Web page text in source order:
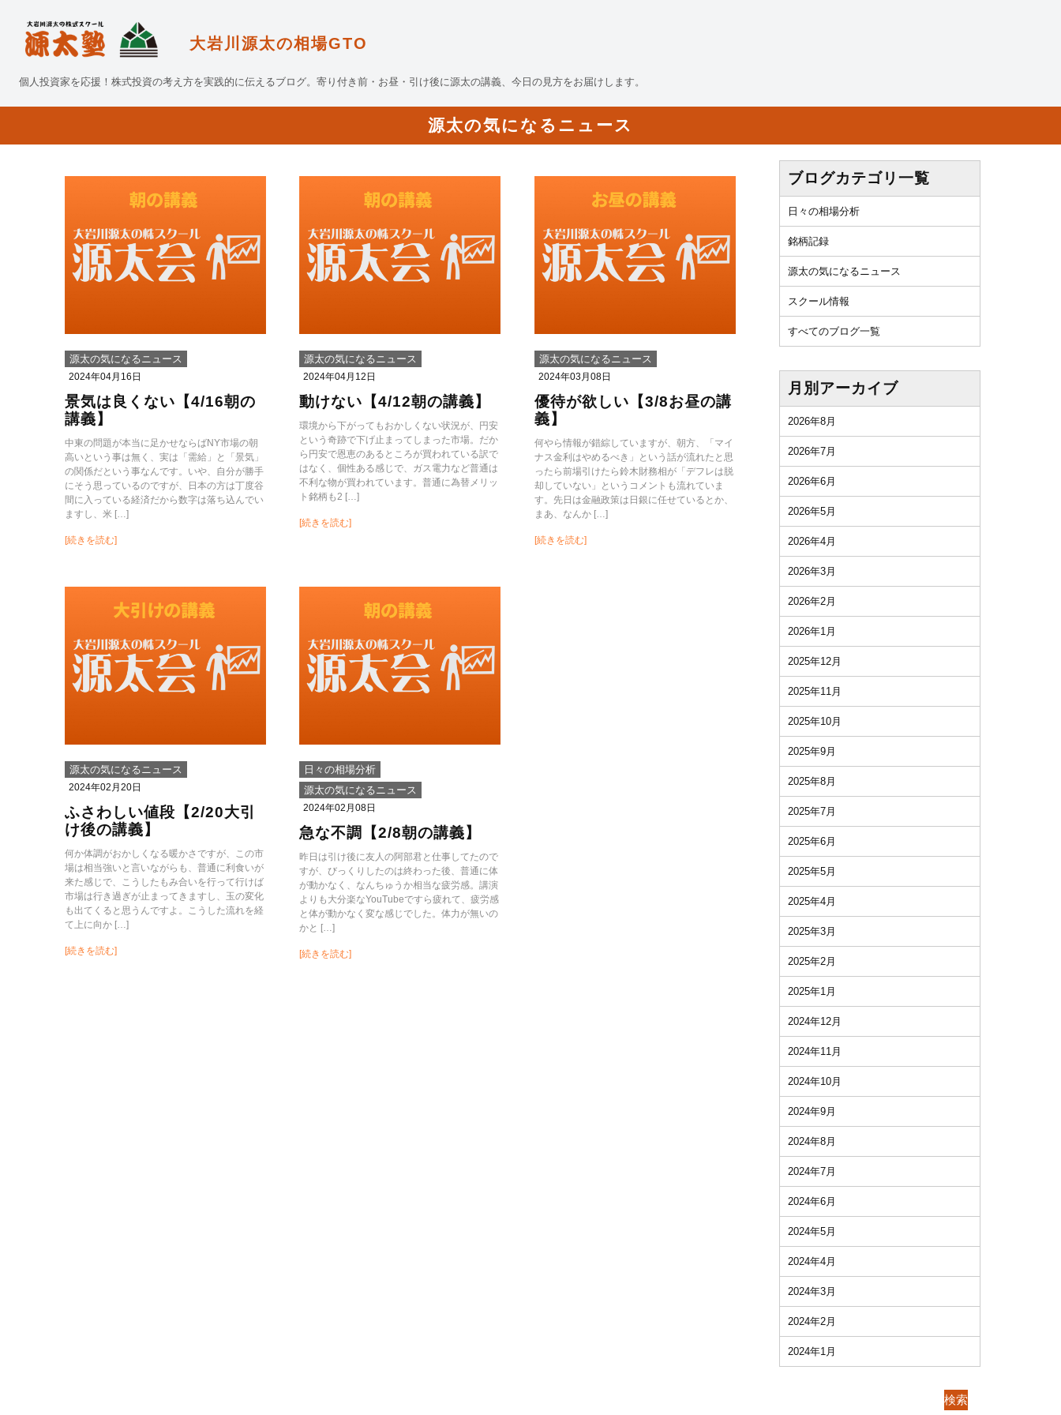
大岩川源太の相場GTO
個人投資家を応援！株式投資の考え方を実践的に伝えるブログ。寄り付き前・お昼・引け後に源太の講義、今日の見方をお届けします。
源太の気になるニュース
源太の気になるニュース
2024年04月16日
景気は良くない【4/16朝の
講義】
中東の問題が本当に足かせならばNY市場の朝
高いという事は無く、実は「需給」と「景気」
の関係だという事なんです。いや、自分が勝手
にそう思っているのですが、日本の方は丁度谷
間に入っている経済だから数字は落ち込んでい
ますし、米 […]
[続きを読む]
源太の気になるニュース
2024年04月12日
動けない【4/12朝の講義】
環境から下がってもおかしくない状況が、円安
という奇跡で下げ止まってしまった市場。だか
ら円安で恩恵のあるところが買われている訳で
はなく、個性ある感じで、ガス電力など普通は
不利な物が買われています。普通に為替メリッ
ト銘柄も2 […]
[続きを読む]
源太の気になるニュース
2024年03月08日
優待が欲しい【3/8お昼の講
義】
何やら情報が錯綜していますが、朝方、「マイ
ナス金利はやめるべき」という話が流れたと思
ったら前場引けたら鈴木財務相が「デフレは脱
却していない」というコメントも流れていま
す。先日は金融政策は日銀に任せているとか、
まあ、なんか […]
[続きを読む]
源太の気になるニュース
2024年02月20日
ふさわしい値段【2/20大引
け後の講義】
何か体調がおかしくなる暖かさですが、この市
場は相当強いと言いながらも、普通に利食いが
来た感じで、こうしたもみ合いを行って行けば
市場は行き過ぎが止まってきますし、玉の変化
も出てくると思うんですよ。こうした流れを経
て上に向か […]
[続きを読む]
日々の相場分析
源太の気になるニュース
2024年02月08日
急な不調【2/8朝の講義】
昨日は引け後に友人の阿部君と仕事してたので
すが、びっくりしたのは終わった後、普通に体
が動かなく、なんちゅうか相当な疲労感。講演
よりも大分楽なYouTubeですら疲れて、疲労感
と体が動かなく変な感じでした。体力が無いの
かと […]
[続きを読む]
ブログカテゴリ一覧
日々の相場分析
銘柄記録
源太の気になるニュース
スクール情報
すべてのブログ一覧
月別アーカイブ
2026年8月
2026年7月
2026年6月
2026年5月
2026年4月
2026年3月
2026年2月
2026年1月
2025年12月
2025年11月
2025年10月
2025年9月
2025年8月
2025年7月
2025年6月
2025年5月
2025年4月
2025年3月
2025年2月
2025年1月
2024年12月
2024年11月
2024年10月
2024年9月
2024年8月
2024年7月
2024年6月
2024年5月
2024年4月
2024年3月
2024年2月
2024年1月
検索